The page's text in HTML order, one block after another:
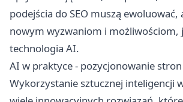
podejścia do SEO muszą ewoluować,
nowym wyzwaniom i możliwościom,
technologia AI.
AI w praktyce - pozycjonowanie
Wykorzystanie sztucznej inteligencji